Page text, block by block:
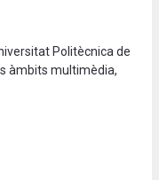
Politècnica de
àmbits multimèdia,